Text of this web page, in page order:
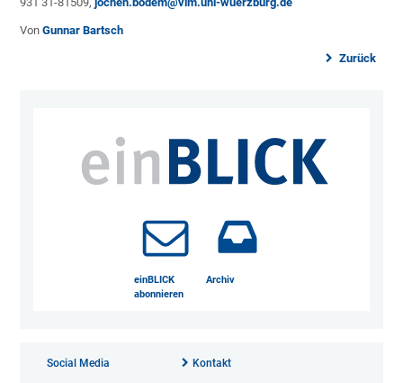
VonGunnar Bartsch
Zurück
einBLICK
abonnieren
Archiv
Social Media Kontakt